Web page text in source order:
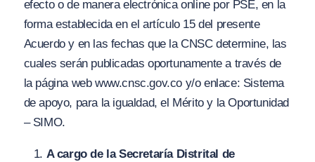
efecto o de manera electrónica online por PSE, en la
forma establecida en el artículo 15 del presente
Acuerdo y en las fechas que la CNSC determine, las
cuales serán publicadas oportunamente a través de
la página web www.cnsc.gov.co y/o enlace: Sistema
de apoyo, para la igualdad, el Mérito y la Oportunidad
– SIMO.
A cargo de la Secretaría Distrital de